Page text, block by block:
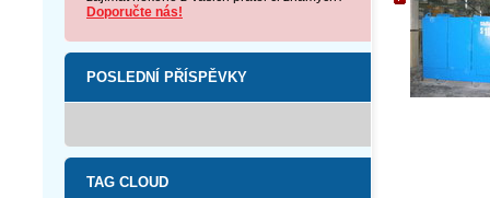
Doporučte nás!
POSLEDNÍ PŘÍSPĚVKY
TAG CLOUD